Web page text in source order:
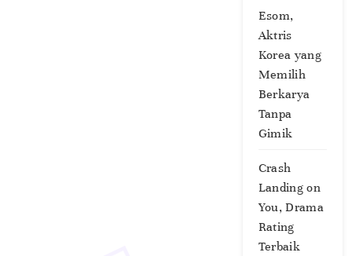
Esom,
Aktris
Korea yang
Memilih
Berkarya
Tanpa
Gimik
Crash
Landing on
You, Drama
Rating
Terbaik